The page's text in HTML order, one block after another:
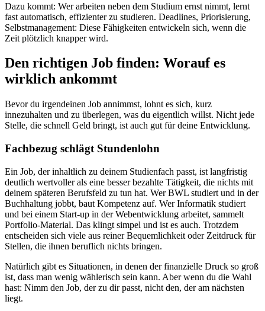
Dazu kommt: Wer arbeiten neben dem Studium ernst nimmt, lernt
fast automatisch, effizienter zu studieren. Deadlines, Priorisierung,
Selbstmanagement: Diese Fähigkeiten entwickeln sich, wenn die
Zeit plötzlich knapper wird.
Den richtigen Job finden: Worauf es
wirklich ankommt
Bevor du irgendeinen Job annimmst, lohnt es sich, kurz
innezuhalten und zu überlegen, was du eigentlich willst. Nicht jede
Stelle, die schnell Geld bringt, ist auch gut für deine Entwicklung.
Fachbezug schlägt Stundenlohn
Ein Job, der inhaltlich zu deinem Studienfach passt, ist langfristig
deutlich wertvoller als eine besser bezahlte Tätigkeit, die nichts mit
deinem späteren Berufsfeld zu tun hat. Wer BWL studiert und in der
Buchhaltung jobbt, baut Kompetenz auf. Wer Informatik studiert
und bei einem Start-up in der Webentwicklung arbeitet, sammelt
Portfolio-Material. Das klingt simpel und ist es auch. Trotzdem
entscheiden sich viele aus reiner Bequemlichkeit oder Zeitdruck für
Stellen, die ihnen beruflich nichts bringen.
Natürlich gibt es Situationen, in denen der finanzielle Druck so groß
ist, dass man wenig wählerisch sein kann. Aber wenn du die Wahl
hast: Nimm den Job, der zu dir passt, nicht den, der am nächsten
liegt.